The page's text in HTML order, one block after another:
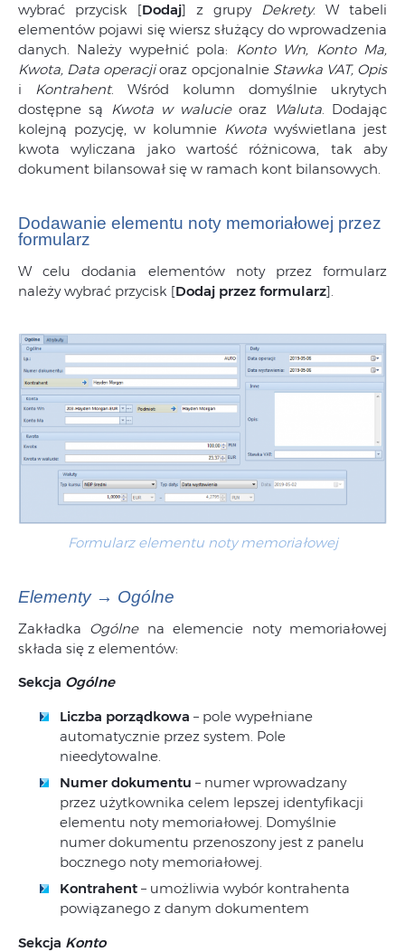
wybrać przycisk [Dodaj] z grupy Dekrety. W tabeli
elementów pojawi się wiersz służący do wprowadzenia
danych. Należy wypełnić pola: Konto Wn, Konto Ma,
Kwota, Data operacjioraz opcjonalnie Stawka VAT, Opis
i Kontrahent. Wśród kolumn domyślnie ukrytych
dostępne są Kwota w walucieoraz Waluta. Dodając
kolejną pozycję, w kolumnie Kwota wyświetlana jest
kwota wyliczana jako wartość różnicowa, tak aby
dokument bilansował się w ramach kont bilansowych.
Dodawanie elementu noty memoriałowej przez
formularz
W celu dodania elementów noty przez formularz
należy wybrać przycisk [Dodaj przez formularz].
Formularz elementu noty memoriałowej
Elementy → Ogólne
Zakładka Ogólnena elemencie noty memoriałowej
składa się z elementów:
Sekcja Ogólne
Liczba porządkowa – pole wypełniane
automatycznie przez system. Pole
nieedytowalne.
Numer dokumentu – numer wprowadzany
przez użytkownika celem lepszej identyfikacji
elementu noty memoriałowej. Domyślnie
numer dokumentu przenoszony jest z panelu
bocznego noty memoriałowej.
Kontrahent – umożliwia wybór kontrahenta
powiązanego z danym dokumentem
Sekcja Konto